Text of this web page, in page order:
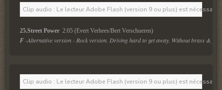
Clip audio : Le lecteur Adobe Flash (version 9 ou plus) est
25.Street Power 2:05 (Evert Verhees/Bert Verschueren)
F -Alternative version - Rock version. Driving hard to get away. Without brass &
Clip audio : Le lecteur Adobe Flash (version 9 ou plus) est